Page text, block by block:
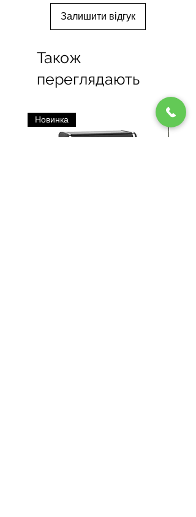
Залишити відгук
Також
переглядають
Новинка Нове